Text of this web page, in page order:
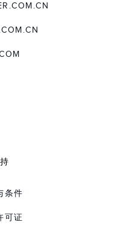
条件
可证